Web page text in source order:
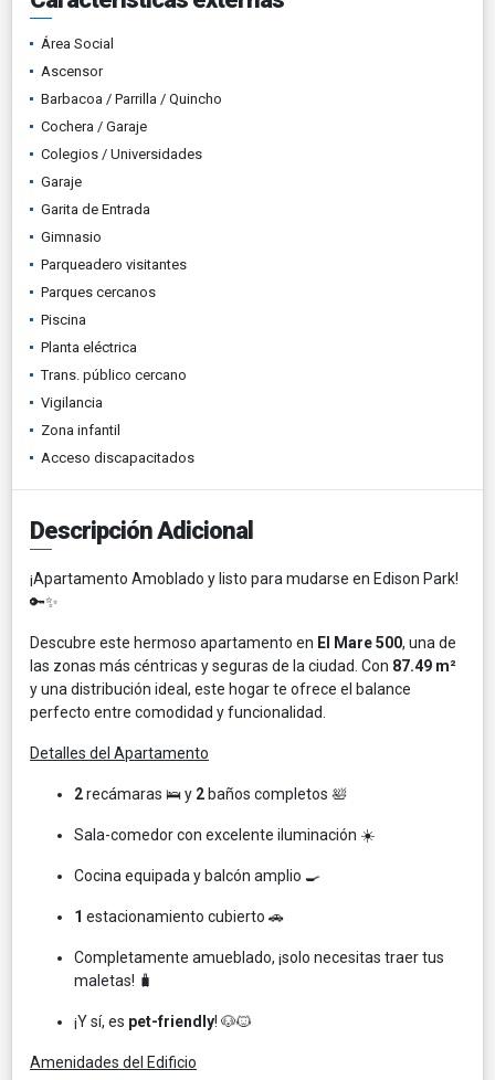
Área Social
Ascensor
Barbacoa / Parrilla / Quincho
Cochera / Garaje
Colegios / Universidades
Garaje
Garita de Entrada
Gimnasio
Parqueadero visitantes
Parques cercanos
Piscina
Planta eléctrica
Trans. público cercano
Vigilancia
Zona infantil
Acceso discapacitados
Descripción Adicional
¡Apartamento Amoblado y listo para mudarse en Edison Park!
🔑✨
Descubre este hermoso apartamento en El Mare 500, una de
las zonas más céntricas y seguras de la ciudad. Con 87.49 m²
y una distribución ideal, este hogar te ofrece el balance
perfecto entre comodidad y funcionalidad.
Detalles del Apartamento
2recámaras 🛌 y 2 baños completos 🛀
Sala-comedor con excelente iluminación ☀️
Cocina equipada y balcón amplio 🍳
1 estacionamiento cubierto 🚗
Completamente amueblado, ¡solo necesitas traer tus
maletas! 🧳
¡Y sí, es pet-friendly! 🐶🐱
Amenidades del Edificio